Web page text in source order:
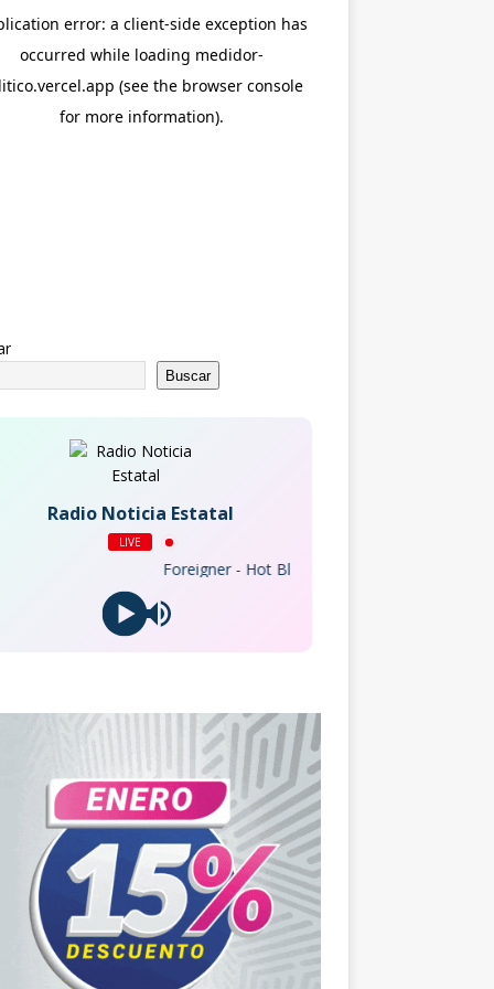
Buscar
Radio Noticia Estatal
LIVE
Foreigner - Hot Blooded